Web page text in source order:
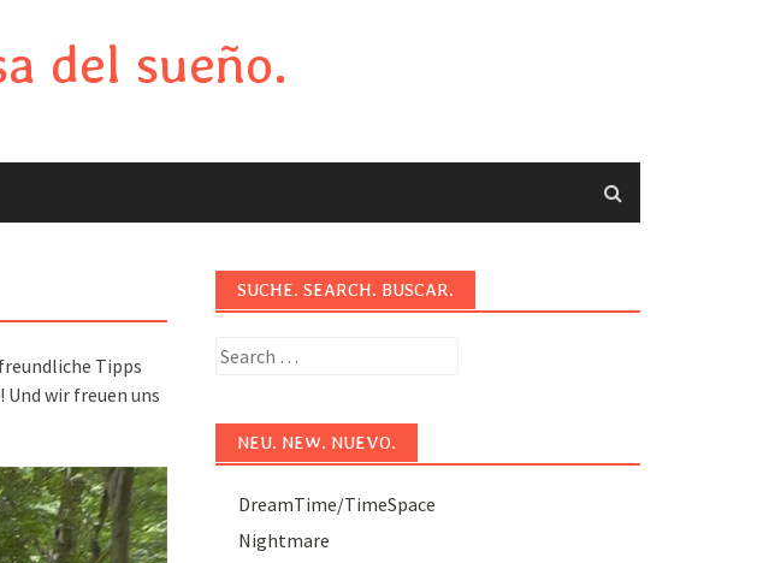
del sueño.
Tipps
wir freuen uns
SUCHE. SEARCH. BUSCAR.
Search
NEU. NEW. NUEVO.
DreamTime/TimeSpace
Nightmare